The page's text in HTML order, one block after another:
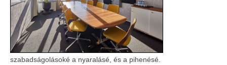
MOST NÉZED
szabadságolásoké a nyaralásé, és a pihenésé.